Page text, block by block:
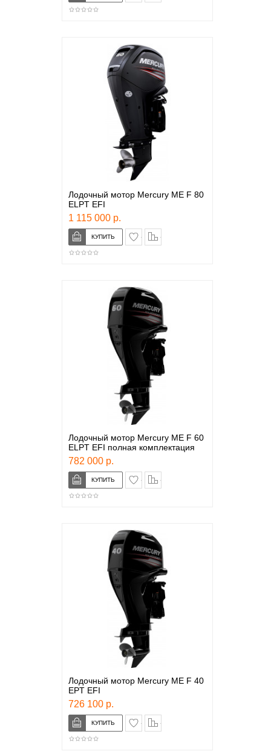
Лодочный мотор Mercury ME F 80
ELPT EFI
1 115 000 р.
в закладки
Лодочный мотор Mercury ME F 60
ELPT EFI полная комплектация
782 000 р.
в закладки
Лодочный мотор Mercury ME F 40
EPT EFI
726 100 р.
в закладки